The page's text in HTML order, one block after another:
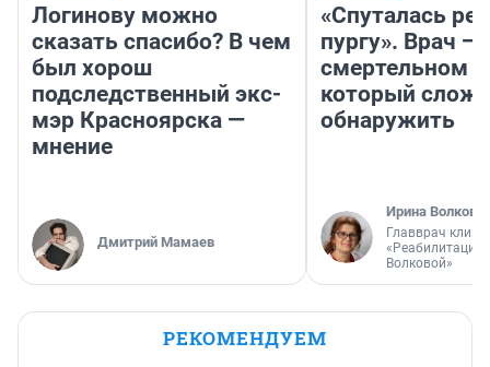
Логинову можно
сказать спасибо? В чем
был хорош
подследственный экс-
мэр Красноярска —
мнение
Дмитрий Мамаев
«Спуталась
пургу». Врач —
смертельном
который
обнаружить
Ирина Волкова
Главврач
«Реабилитация
Волковой»
РЕКОМЕНДУЕМ